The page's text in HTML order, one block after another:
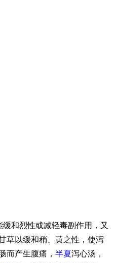
和烈性或减轻毒副作用，又
草以缓和稍、黄之性，使泻
而产生腹痛， 半夏泻心汤，